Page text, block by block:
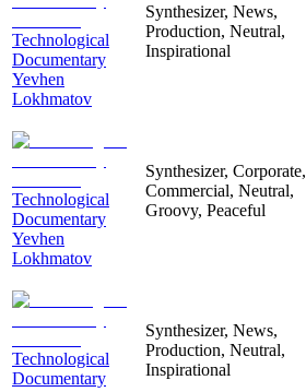
Technological
Documentary
Yevhen
Lokhmatov
Synthesizer, News,
Production, Neutral,
Inspirational
Technological
Documentary
Yevhen
Lokhmatov
Synthesizer, Corporate,
Commercial, Neutral,
Groovy, Peaceful
Technological
Documentary
Synthesizer, News,
Production, Neutral,
Inspirational